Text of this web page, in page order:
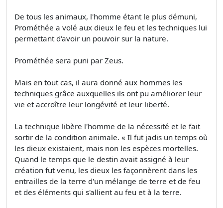
De tous les animaux, l'homme étant le plus démuni,
Prométhée a volé aux dieux le feu et les techniques lui
permettant d'avoir un pouvoir sur la nature.
Prométhée sera puni par Zeus.
Mais en tout cas, il aura donné aux hommes les
techniques grâce auxquelles ils ont pu améliorer leur
vie et accroître leur longévité et leur liberté.
La technique libère l'homme de la nécessité et le fait
sortir de la condition animale. « Il fut jadis un temps où
les dieux existaient, mais non les espèces mortelles.
Quand le temps que le destin avait assigné à leur
création fut venu, les dieux les façonnèrent dans les
entrailles de la terre d'un mélange de terre et de feu
et des éléments qui s'allient au feu et à la terre.